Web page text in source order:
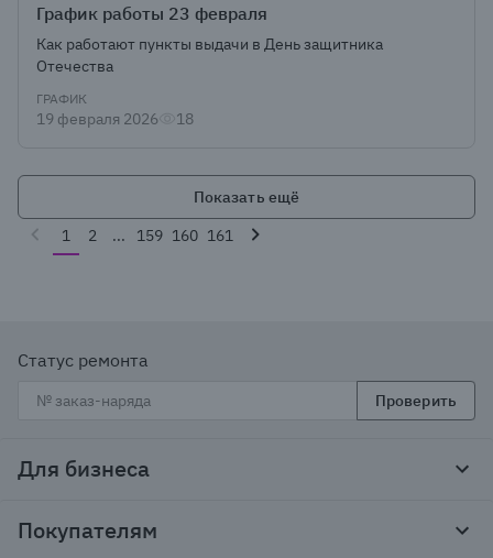
График работы 23 февраля
Как работают пункты выдачи в День защитника
Отечества
ГРАФИК
19 февраля 2026 18
Показать ещё
1
2 ... 159 160 161
Статус ремонта
Проверить
Для бизнеса
Тендеры и гос закупки
Покупателям